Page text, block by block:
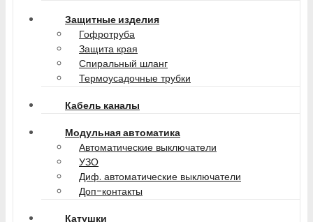
Защитные изделия
Гофротруба
Защита края
Спиральный шланг
Термоусадочные трубки
Кабель каналы
Модульная автоматика
Автоматические выключатели
УЗО
Диф. автоматические выключатели
Доп-контакты
Катушки